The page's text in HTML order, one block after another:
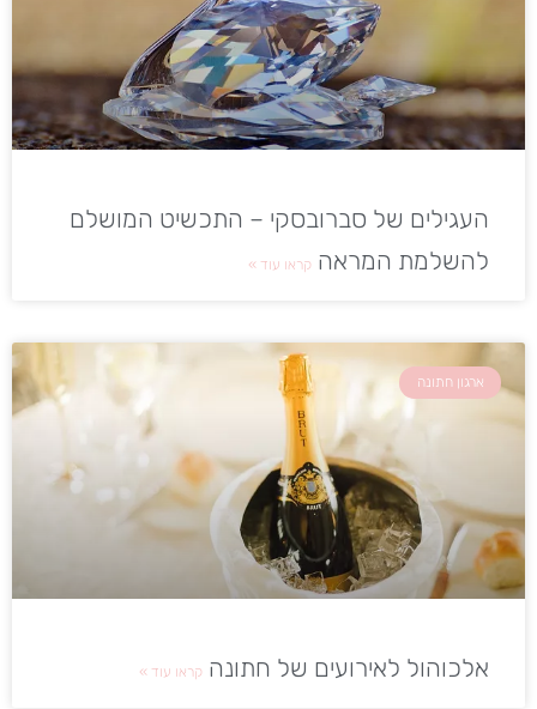
העגילים של סברובסקי – התכשיט המושלם
להשלמת המראה קראו עוד »
ארגון חתונה
אלכוהול לאירועים של חתונה קראו עוד »